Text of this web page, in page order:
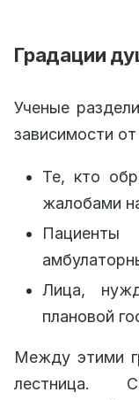
Градации
Ученые
зависимости
Те, кто
жалобами
Лица,
плановой
Между этими
лестница.